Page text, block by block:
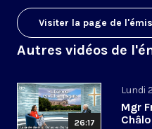
Visiter la page de
Autres vidéos de
26:17
Lundi
Mgr